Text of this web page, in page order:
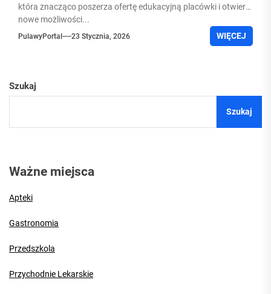
która znacząco poszerza ofertę edukacyjną placówki i otwiera
nowe możliwości...
PulawyPortal 23 Stycznia, 2026 WIĘCEJ
Szukaj
Szukaj
Ważne miejsca
Apteki
Gastronomia
Przedszkola
Przychodnie Lekarskie